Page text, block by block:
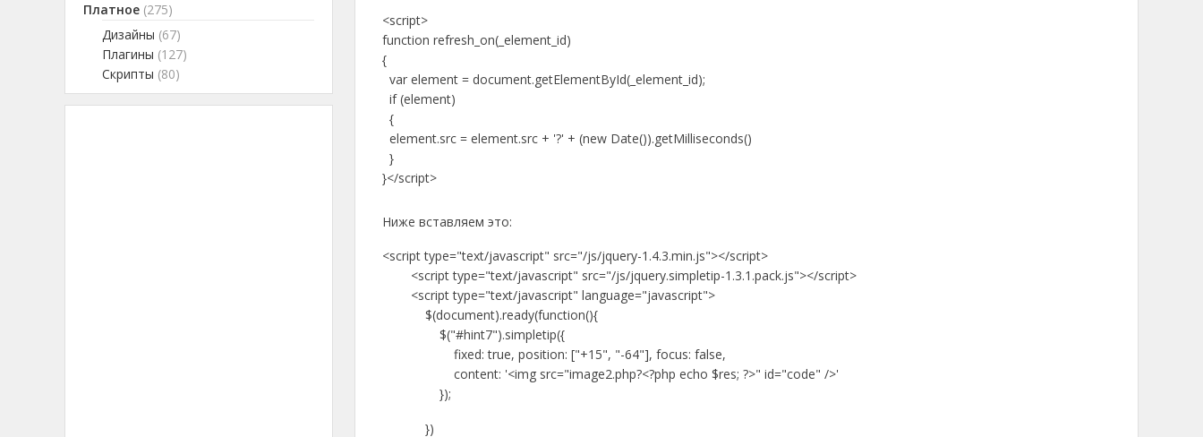
<script>
function refresh_on(_element_id)
{
var element = document.getElementById(_element_id);
if (element)
{
element.src = element.src + '?' + (new Date()).getMilliseconds()
}
}</script>
Ниже вставляем это:
<script type="text/javascript" src="/js/jquery-1.4.3.min.js"></script>
<script type="text/javascript" src="/js/jquery.simpletip-1.3.1.pack.js"></script>
<script type="text/javascript" language="javascript">
$(document).ready(function(){
$("#hint7").simpletip({
fixed: true, position: ["+15", "-64"], focus: false,
content: '<img src="image2.php?<?php echo $res; ?>" id="code" />'
});
})
Платное (275)
Дизайны (67)
Плагины (127)
Скрипты (80)